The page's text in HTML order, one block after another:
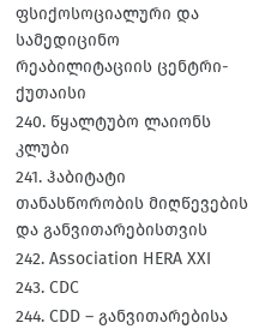
ფსიქოსოციალური და
სამედიცინო
რეაბილიტაციის ცენტრი-
ქუთაისი
240. წყალტუბო ლაიონს
კლუბი
241. ჰაბიტატი
თანასწორობის მიღწევების
და განვითარებისთვის
242. Association HERA XXI
243. CDC
244. CDD – განვითარებისა